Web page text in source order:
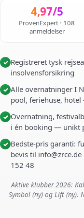
4,97/5
ProvenExpert · 108
anmeldelser
✓ Registreret tysk
insolvensforsikring
✓ Alle overnatninger I
pool, feriehuse,
✓ Overnatning,
i én booking — unikt
✓ Bedste-pris garanti:
bevis til
152 48
Aktive klubber 2026:
Symbol (ny) og Lift (ny).